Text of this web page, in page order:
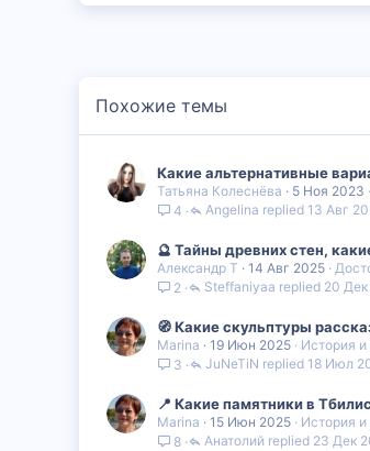
Похожие темы
Какие альтернативные
Татьяна Колеснёва 5 Ноя 2023
4
13 Авг
Angelina
🔮 Тайны древних стен,
Александр Т 14 Авг 2025
2
20
Steffaniyaa
🧭 Какие скульптуры
Marina 19 Июн 2025
История и
3
18 Июл
JuNeTiN
📍 Какие памятники в
Marina 15 Июн 2025
История и
8
23 Дек
Анатолий